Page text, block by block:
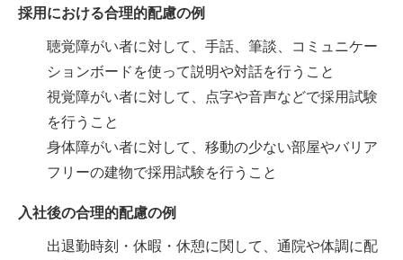
採用における合理的配慮の例
聴覚障がい者に対して、手話、筆談、コミュニケー
ションボードを使って説明や対話を行うこと
視覚障がい者に対して、点字や音声などで採用試験
を行うこと
身体障がい者に対して、移動の少ない部屋やバリア
フリーの建物で採用試験を行うこと
入社後の合理的配慮の例
出退勤時刻・休暇・休憩に関して、通院や体調に配